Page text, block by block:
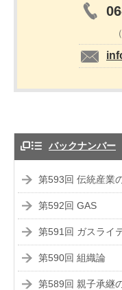
バックナンバー
第593回 伝統産業
第592回 GAS
第591回 ガスライ
第590回 組織論
第589回 親子承継